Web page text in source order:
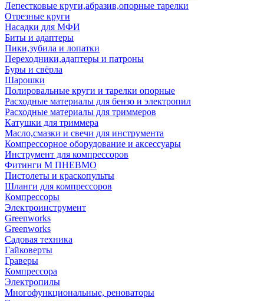
Лепестковые круги,абразив,опорные тарелки
Отрезные круги
Насадки для МФИ
Биты и адаптеры
Пики,зубила и лопатки
Переходники,адаптеры и патроны
Буры и свёрла
Шарошки
Полировальные круги и тарелки опорные
Расходные материалы для бензо и электропил
Расходные материалы для триммеров
Катушки для триммера
Масло,смазки и свечи для инструмента
Компрессорное оборудование и аксессуары
Инструмент для компрессоров
Фитинги М ПНЕВМО
Пистолеты и краскопульты
Шланги для компрессоров
Компрессоры
Электроинструмент
Greenworks
Greenworks
Садовая техника
Гайковерты
Граверы
Компрессора
Электропилы
Многофункциональные, реноваторы